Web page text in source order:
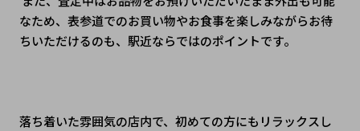
なため、表参道でのお買い物やお食事を楽しみながらお待
ちいただけるのも、駅近ならではのポイントです。
落ち着いた雰囲気の店内で、初めての方にもリラックスし